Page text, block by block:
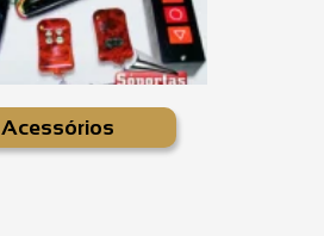
Acessórios